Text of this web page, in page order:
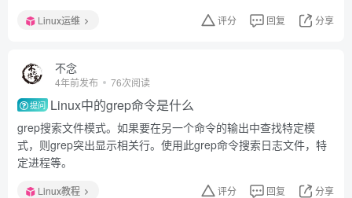
Linux运维 评分 回复 分享
不念
4年前发布 76次阅读
提问 Linux中的grep命令是什么
grep搜索文件模式。如果要在另一个命令的输出中查找特定模
式，则grep突出显示相关行。使用此grep命令搜索日志文件，特
定进程等。
Linux教程 评分 回复 分享